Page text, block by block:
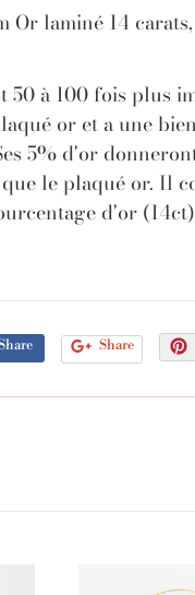
Or laminé 14
50 à 100 fois plus
or et a une
5% d'or
le plaqué or. Il
d'or
Share